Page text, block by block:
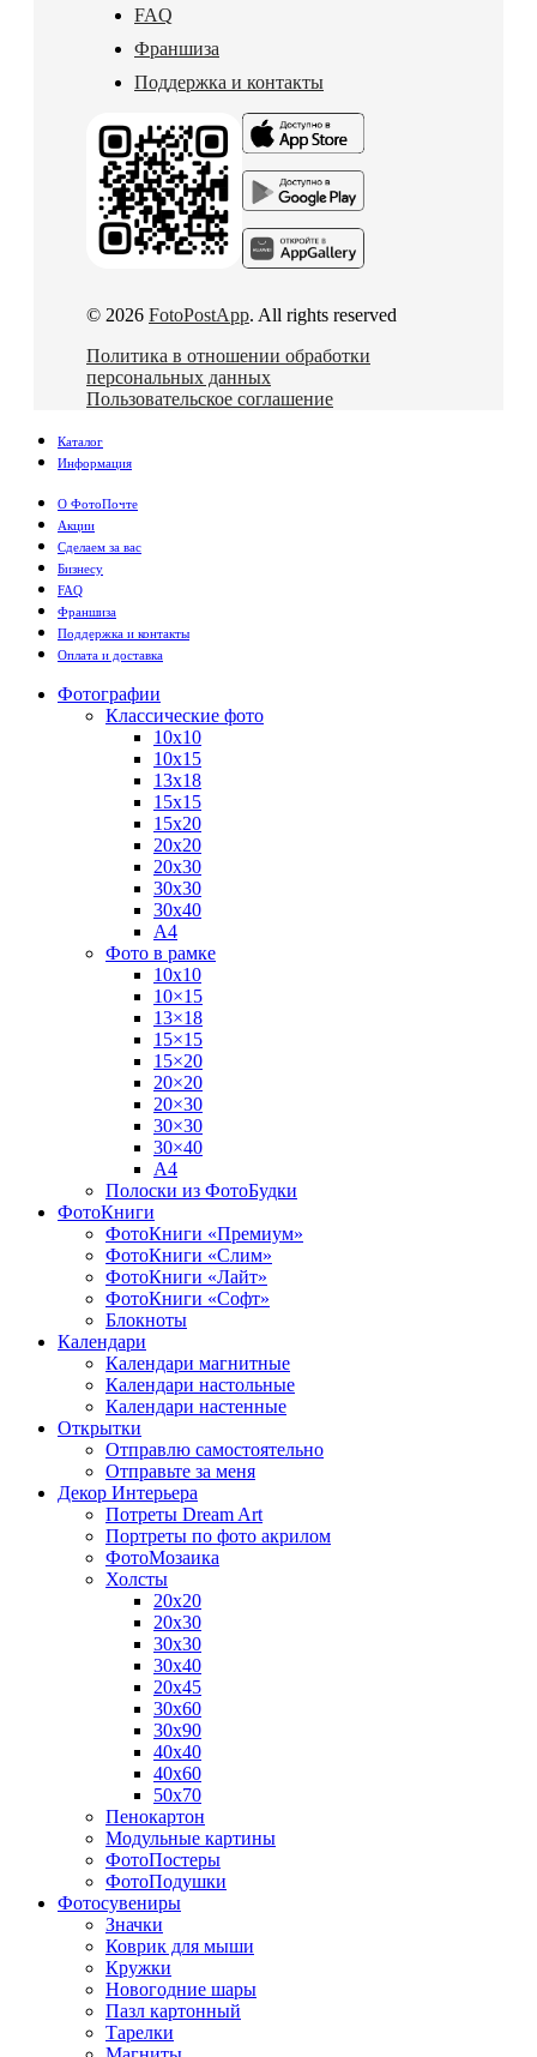
FAQ
Франшиза
Поддержка и контакты
© 2026 FotoPostApp. All rights reserved
Политика в отношении обработки
персональных данных
Пользовательское соглашение
Каталог
Информация
О ФотоПочте
Акции
Сделаем за вас
Бизнесу
FAQ
Франшиза
Поддержка и контакты
Оплата и доставка
Фотографии
Классические фото
10х10
10х15
13х18
15х15
15х20
20х20
20х30
30х30
30х40
А4
Фото в рамке
10х10
10×15
13×18
15×15
15×20
20×20
20×30
30×30
30×40
A4
Полоски из ФотоБудки
ФотоКниги
ФотоКниги «Премиум»
ФотоКниги «Слим»
ФотоКниги «Лайт»
ФотоКниги «Софт»
Блокноты
Календари
Календари магнитные
Календари настольные
Календари настенные
Открытки
Отправлю самостоятельно
Отправьте за меня
Декор Интерьера
Потреты Dream Art
Портреты по фото акрилом
ФотоМозаика
Холсты
20х20
20х30
30х30
30х40
20х45
30х60
30х90
40х40
40х60
50х70
Пенокартон
Модульные картины
ФотоПостеры
ФотоПодушки
Фотоcувениры
Значки
Коврик для мыши
Кружки
Новогодние шары
Пазл картонный
Тарелки